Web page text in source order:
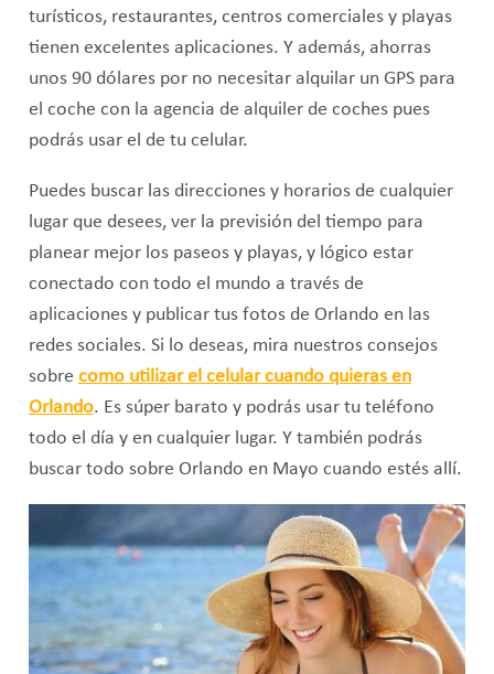
turísticos, restaurantes, centros comerciales y playas
tienen excelentes aplicaciones. Y además, ahorras
unos 90 dólares por no necesitar alquilar un GPS para
el coche con la agencia de alquiler de coches pues
podrás usar el de tu celular.
Puedes buscar las direcciones y horarios de cualquier
lugar que desees, ver la previsión del tiempo para
planear mejor los paseos y playas, y lógico estar
conectado con todo el mundo a través de
aplicaciones y publicar tus fotos de Orlando en las
redes sociales. Si lo deseas, mira nuestros consejos
sobre como utilizar el celular cuando quieras en
Orlando. Es súper barato y podrás usar tu teléfono
todo el día y en cualquier lugar. Y también podrás
buscar todo sobre Orlando en Mayo cuando estés allí.